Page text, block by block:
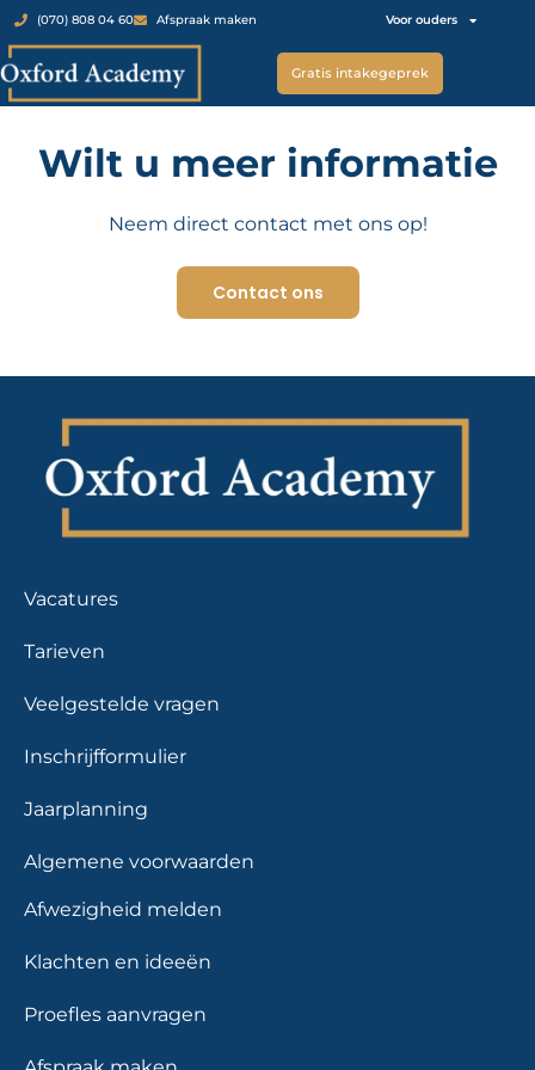
(070) 808 04 60 Afspraak maken Voor ouders
Gratis intakegeprek
Wilt u meer informatie
Neem direct contact met ons op!
Contact ons
Vacatures
Tarieven
Veelgestelde vragen
Inschrijfformulier
Jaarplanning
Algemene voorwaarden
Afwezigheid melden
Klachten en ideeën
Proefles aanvragen